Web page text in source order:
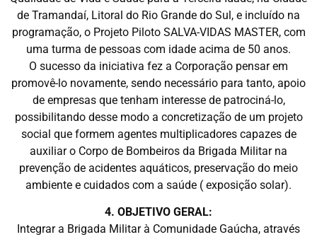
de Tramandaí, Litoral do Rio Grande do Sul, e incluído na
programação, o Projeto Piloto SALVA-VIDAS MASTER, com
uma turma de pessoas com idade acima de 50 anos.
O sucesso da iniciativa fez a Corporação pensar em
promovê-lo novamente, sendo necessário para tanto, apoio
de empresas que tenham interesse de patrociná-lo,
possibilitando desse modo a concretização de um projeto
social que formem agentes multiplicadores capazes de
auxiliar o Corpo de Bombeiros da Brigada Militar na
prevenção de acidentes aquáticos, preservação do meio
ambiente e cuidados com a saúde ( exposição solar).
4. OBJETIVO GERAL:
Integrar a Brigada Militar à Comunidade Gaúcha, através